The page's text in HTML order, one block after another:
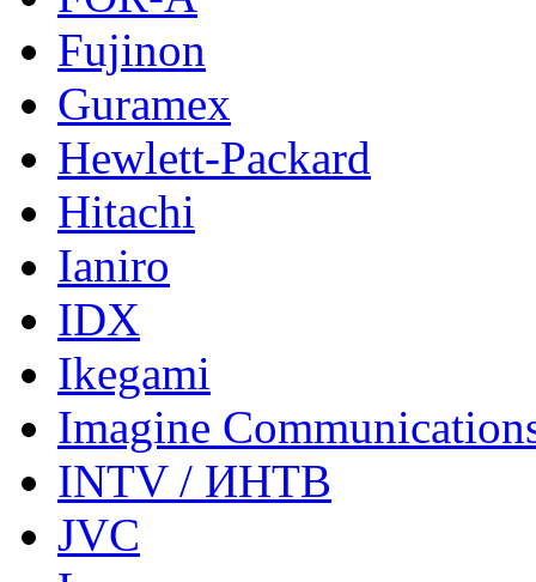
Fujinon
Guramex
Hewlett-Packard
Hitachi
Ianiro
IDX
Ikegami
Imagine
INTV / ИНТВ
JVC